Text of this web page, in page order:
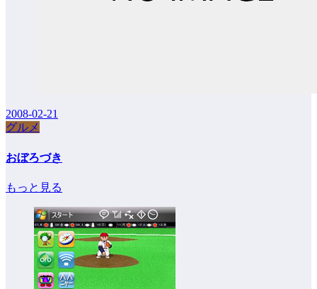
2008-02-21
グルメ
おぼろづき
もっと見る